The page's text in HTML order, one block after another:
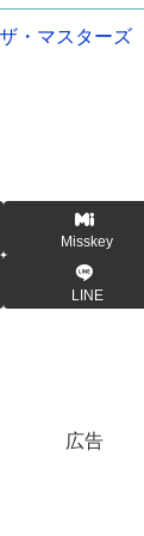
ザ・マスター
Misskey
LINE
広告